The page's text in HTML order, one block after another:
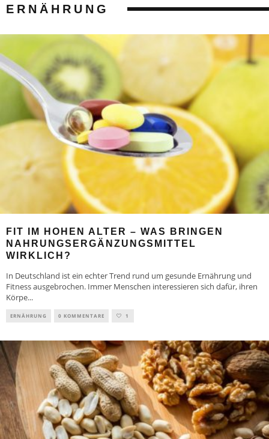
ERNÄHRUNG
FIT IM HOHEN ALTER – WAS BRINGEN
NAHRUNGSERGÄNZUNGSMITTEL
WIRKLICH?
In Deutschland ist ein echter Trend rund um gesunde Ernährung und
Fitness ausgebrochen. Immer Menschen interessieren sich dafür, ihren
Körpe...
ERNÄHRUNG 0 KOMMENTARE 1